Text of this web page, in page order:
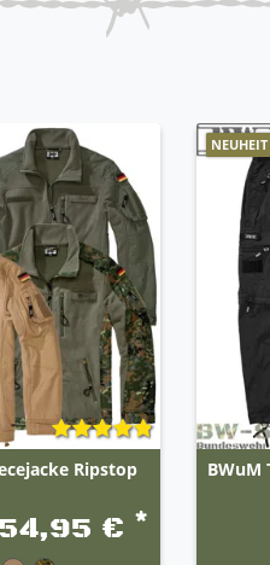
Ripstop
54,95 € *
NEUHEIT
BWuM